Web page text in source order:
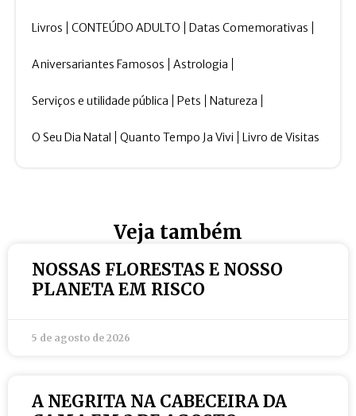
Livros CONTEÚDO ADULTO Datas Comemorativas
Aniversariantes Famosos Astrologia
Serviços e utilidade pública Pets Natureza
O Seu Dia Natal Quanto Tempo Ja Vivi Livro de Visitas
Veja também
NOSSAS FLORESTAS E NOSSO
PLANETA EM RISCO
5 de agosto de 2026
A NEGRITA NA CABECEIRA DA